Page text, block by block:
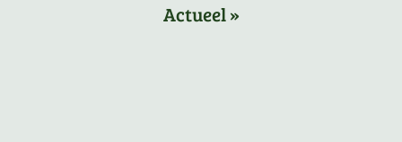
Actueel »